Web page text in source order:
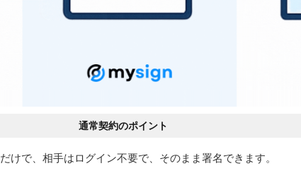
通常契約のポイント
けで、相手はログイン不要で、そのまま署名できます。